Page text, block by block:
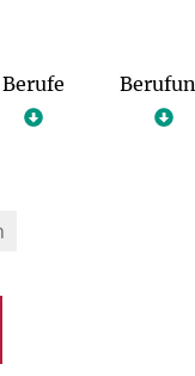
Berufe